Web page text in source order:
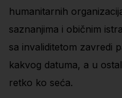
humanitarnih
saznanjima i običnim
sa invaliditetom zavredi
kakvog datuma, a u
retko ko seća.